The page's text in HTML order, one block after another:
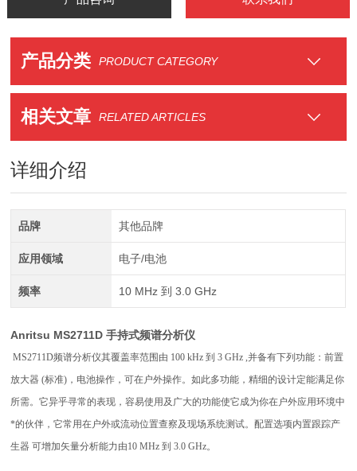
产品分类 PRODUCT CATEGORY
相关文章 RELATED ARTICLES
详细介绍
品牌 其他品牌
应用领域 电子/电池
频率 10 MHz 到 3.0 GHz
Anritsu MS2711D 手持式频谱分析仪
MS2711D频谱分析仪其覆盖率范围由 100 kHz 到 3 GHz ,并备有下列功能：前置
放大器 (标准)，电池操作，可在户外操作。如此多功能，精细的设计定能满足你
所需。它异乎寻常的表现，容易使用及广大的功能使它成为你在户外应用环境中
*的伙伴，它常用在户外或流动位置查察及现场系统测试。配置选项内置跟踪产
生器 可增加矢量分析能力由10 MHz 到 3.0 GHz。